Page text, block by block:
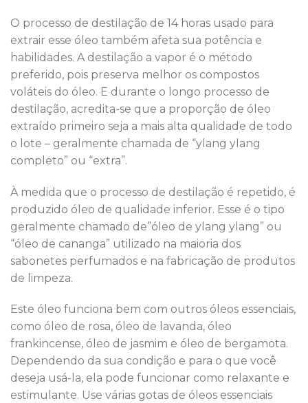
O processo de destilação de 14 horas usado para
extrair esse óleo também afeta sua potência e
habilidades. A destilação a vapor é o método
preferido, pois preserva melhor os compostos
voláteis do óleo. E durante o longo processo de
destilação, acredita-se que a proporção de óleo
extraído primeiro seja a mais alta qualidade de todo
o lote – geralmente chamada de “ylang ylang
completo” ou “extra”.
À medida que o processo de destilação é repetido, é
produzido óleo de qualidade inferior. Esse é o tipo
geralmente chamado de”óleo de ylang ylang” ou
“óleo de cananga” utilizado na maioria dos
sabonetes perfumados e na fabricação de produtos
de limpeza.
Este óleo funciona bem com outros óleos essenciais,
como óleo de rosa, óleo de lavanda, óleo
frankincense, óleo de jasmim e óleo de bergamota.
Dependendo da sua condição e para o que você
deseja usá-la, ela pode funcionar como relaxante e
estimulante. Use várias gotas de óleos essenciais